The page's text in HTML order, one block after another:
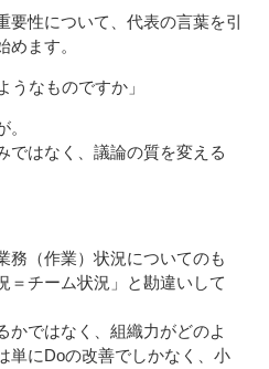
要性について、代表の言葉を引
ます。
なものですか」
ではなく、議論の質を変える
務（作業）状況についてのも
＝チーム状況」と勘違いして
かではなく、組織力がどのよ
単にDoの改善でしかなく、小